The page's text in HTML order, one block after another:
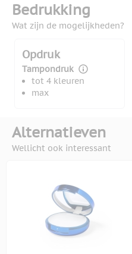
Bedrukking
Wat zijn de mogelijkheden?
Opdruk
Tampondruk
tot 4 kleuren
max
Alternatieven
Wellicht ook interessant